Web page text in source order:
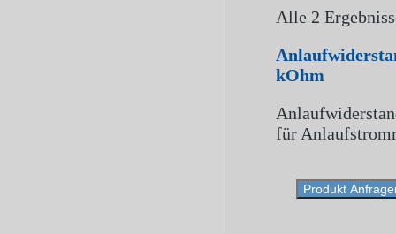
Alle 2
kOhm
für
Produkt